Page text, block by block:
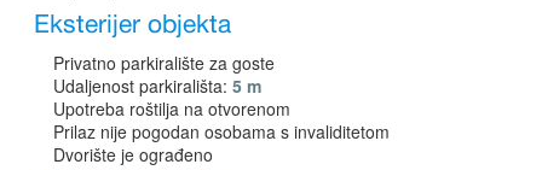
Eksterijer objekta
Privatno parkiralište za goste
Udaljenost parkirališta: 5 m
Upotreba roštilja na otvorenom
Prilaz nije pogodan osobama s invaliditetom
Dvorište je ograđeno